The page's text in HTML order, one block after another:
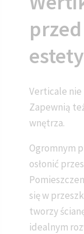
Verticale nie
Zapewnią
wnętrza.
Ogromnym
osłonić
się w
tworzy
idealnym